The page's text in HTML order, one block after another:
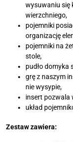
wysuwaniu się
wierzchniego,
pojemniki
organizację
pojemniki na
stole,
pudło domyka
grę z naszym
nie wysypie,
insert pozwala
układ
Zestaw zawiera: